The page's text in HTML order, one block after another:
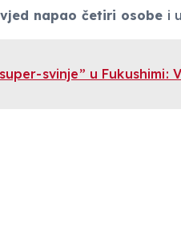
napao četiri osobe i
svinje” u Fukushimi: